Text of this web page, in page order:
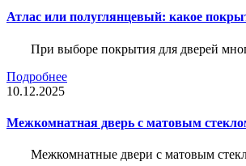
Атлас или полуглянцевый: какое
При выборе покрытия для дверей
Подробнее
10.12.2025
Межкомнатная дверь с матовым
Межкомнатные двери с матовым